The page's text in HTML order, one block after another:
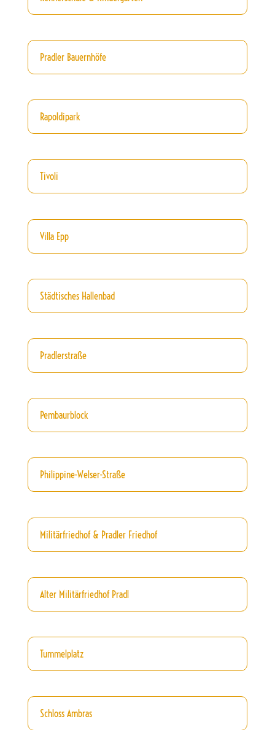
Pradler Bauernhöfe
Rapoldipark
Tivoli
Villa Epp
Städtisches Hallenbad
Pradlerstraße
Pembaurblock
Philippine-Welser-Straße
Militärfriedhof & Pradler Friedhof
Alter Militärfriedhof Pradl
Tummelplatz
Schloss Ambras